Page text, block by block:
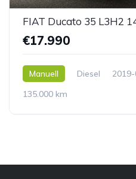
FIAT Ducato 35 L3H2
€17.990
Manuell Diesel
135.000 km